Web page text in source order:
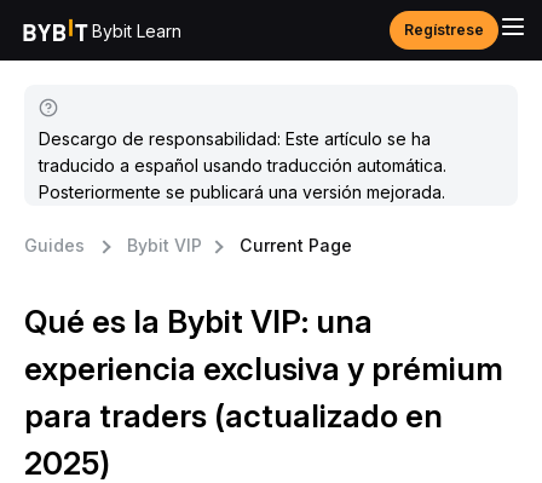
Bybit Learn Regístrese
Descargo de responsabilidad: Este artículo se ha
traducido a español usando traducción automática.
Posteriormente se publicará una versión mejorada.
Guides Bybit VIP Current Page
Qué es la Bybit VIP: una
experiencia exclusiva y prémium
para traders (actualizado en
2025)